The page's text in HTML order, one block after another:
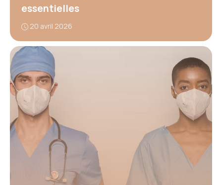
essentielles
20 avril 2026